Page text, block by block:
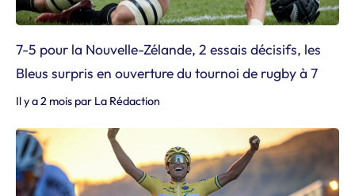
7-5 pour la Nouvelle-Zélande, 2 essais décisifs, les
Bleus surpris en ouverture du tournoi de rugby à 7
Il y a 2 mois par La Rédaction